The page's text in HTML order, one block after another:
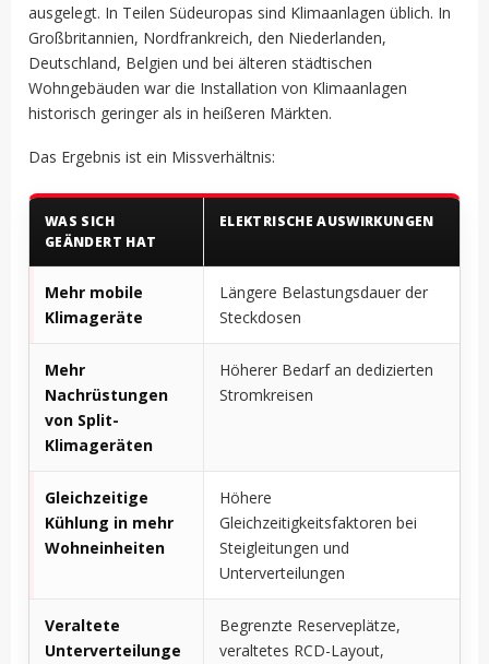
ausgelegt. In Teilen Südeuropas sind Klimaanlagen üblich. In
Großbritannien, Nordfrankreich, den Niederlanden,
Deutschland, Belgien und bei älteren städtischen
Wohngebäuden war die Installation von Klimaanlagen
historisch geringer als in heißeren Märkten.
Das Ergebnis ist ein Missverhältnis:
WAS SICH
GEÄNDERT HAT
ELEKTRISCHE AUSWIRKUNGEN
Mehr mobile
Klimageräte
Längere Belastungsdauer der
Steckdosen
Mehr
Nachrüstungen
von Split-
Klimageräten
Höherer Bedarf an dedizierten
Stromkreisen
Gleichzeitige
Kühlung in mehr
Wohneinheiten
Höhere
Gleichzeitigkeitsfaktoren bei
Steigleitungen und
Unterverteilungen
Veraltete
Unterverteilunge
Begrenzte Reserveplätze,
veraltetes RCD-Layout,